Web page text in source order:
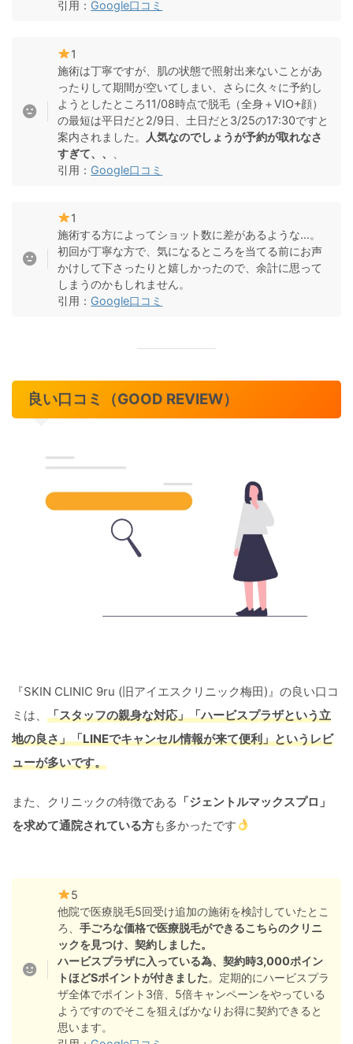
引用： Google口コミ
1
施術は丁寧ですが、肌の状態で照射出来ないことがあ
ったりして期間が空いてしまい、さらに久々に予約し
ようとしたところ11/08時点で脱毛（全身＋VIO+顔）
の最短は平日だと2/9日、土日だと3/25の17:30ですと
案内されました。
人気なのでしょうが予約が取れなさ
すぎて、、
引用： Google口コミ
1
施術する方によってショット数に差があるような...。
初回が丁寧な方で、気になるところを当てる前にお声
かけして下さったりと嬉しかったので、余計に思って
しまうのかもしれません。
引用： Google口コミ
良い口コミ（GOOD REVIEW）
『SKIN CLINIC 9ru (旧アイエスクリニック梅田)』の良い口コ
ミは、 「スタッフの親身な対応」「ハービスプラザという立
地の良さ」「LINEでキャンセル情報が来て便利」というレビ
ューが多いです。
また、クリニックの特徴である 「ジェントルマックスプロ」
を求めて通院されている方も多かったです
5
他院で医療脱毛5回受け追加の施術を検討していたとこ
ろ、手ごろな価格で医療脱毛ができるこちらのクリニ
ックを見つけ、契約しました。
ハービスプラザに入っている為、契約時3,000ポイン
トほどSポイントが付きました。定期的にハービスプラ
ザ全体でポイント3倍、5倍キャンペーンをやっている
ようですのでそこを狙えばかなりお得に契約できると
思います。